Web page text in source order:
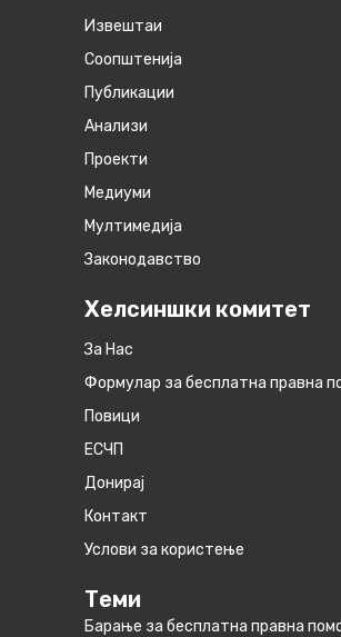
Извештаи
Соопштенија
Публикации
Анализи
Проекти
Медиуми
Мултимедија
Законодавство
Хелсиншки комитет
За Нас
Формулар за бесплатна правна
Повици
ЕСЧП
Донирај
Контакт
Услови за користење
Теми
Барање за бесплатна правна